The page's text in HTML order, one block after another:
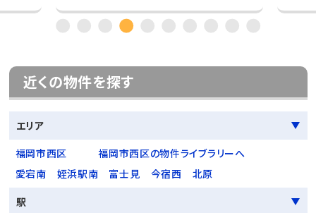
近くの物件を探す
エリア
福岡市西区
福岡市西区の物件ライブラリーへ
愛宕南
姪浜駅南 富士見 今宿西
北原
駅